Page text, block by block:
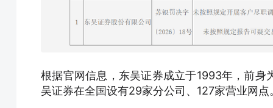
根据官网信息，东吴证券成立于1993年，前身
吴证券在全国设有29家分公司、 127家营业网